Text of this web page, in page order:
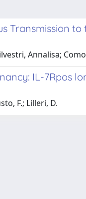
Transmission to
Annalisa;
IL-7Rpos
F.; Lilleri, D.